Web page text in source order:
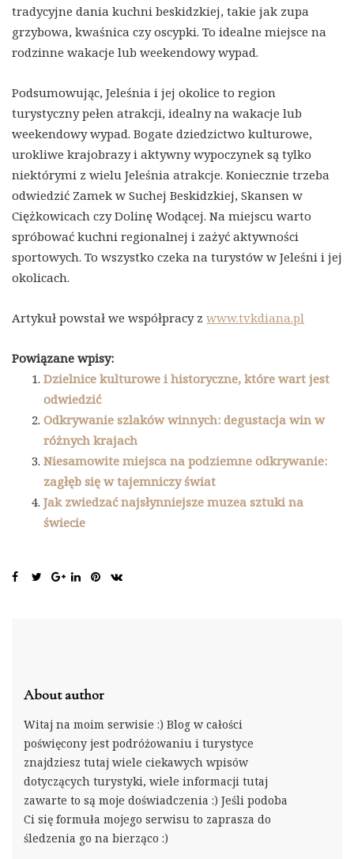
tradycyjne dania kuchni beskidzkiej, takie jak zupa
grzybowa, kwaśnica czy oscypki. To idealne miejsce na
rodzinne wakacje lub weekendowy wypad.
Podsumowując, Jeleśnia i jej okolice to region
turystyczny pełen atrakcji, idealny na wakacje lub
weekendowy wypad. Bogate dziedzictwo kulturowe,
urokliwe krajobrazy i aktywny wypoczynek są tylko
niektórymi z wielu Jeleśnia atrakcje. Koniecznie trzeba
odwiedzić Zamek w Suchej Beskidzkiej, Skansen w
Ciężkowicach czy Dolinę Wodącej. Na miejscu warto
spróbować kuchni regionalnej i zażyć aktywności
sportowych. To wszystko czeka na turystów w Jeleśni i jej
okolicach.
Artykuł powstał we współpracy z www.tvkdiana.pl
Powiązane wpisy:
Dzielnice kulturowe i historyczne, które wart jest
odwiedzić
Odkrywanie szlaków winnych: degustacja win w
różnych krajach
Niesamowite miejsca na podziemne odkrywanie:
zagłęb się w tajemniczy świat
Jak zwiedzać najsłynniejsze muzea sztuki na
świecie
About author
Witaj na moim serwisie :) Blog w całości
poświęcony jest podróżowaniu i turystyce
znajdziesz tutaj wiele ciekawych wpisów
dotyczących turystyki, wiele informacji tutaj
zawarte to są moje doświadczenia :) Jeśli podoba
Ci się formuła mojego serwisu to zaprasza do
śledzenia go na bierząco :)